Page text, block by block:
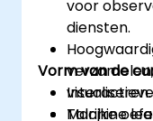
voor
diensten.
visualiseren.
Machine
Vorm van de
Interactieve
Talrijke